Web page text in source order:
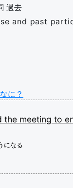
過去
and past
に？
the meeting to
になる